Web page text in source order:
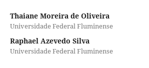
Thaiane Moreira de Oliveira
Universidade Federal Fluminense
Raphael Azevedo Silva
Universidade Federal Fluminense